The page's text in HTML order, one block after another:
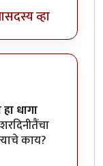
सदस्य व्हा
byवेताळ
धागा
काय?